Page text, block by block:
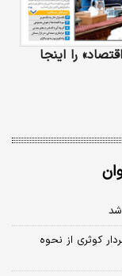
را اینجا
کوثری از نحوه